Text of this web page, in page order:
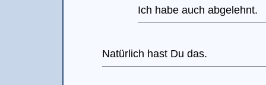
Ich habe auch abgelehnt.
Natürlich hast Du das.